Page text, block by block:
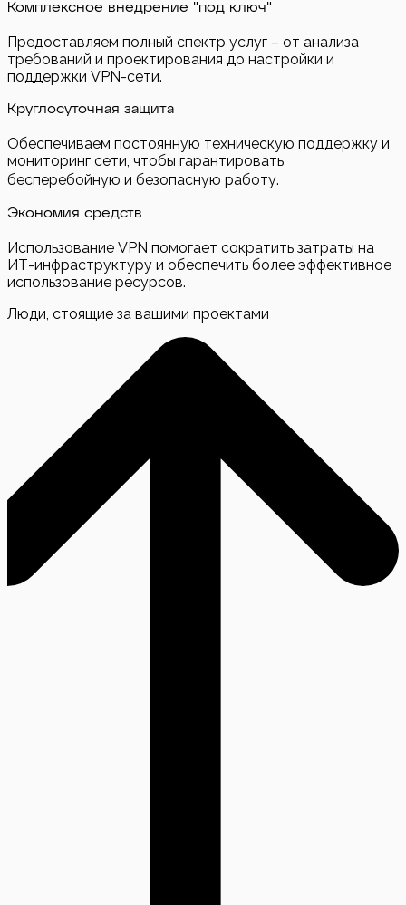
Комплексное внедрение "под ключ"
Предоставляем полный спектр услуг – от анализа
требований и проектирования до настройки и
поддержки VPN-сети.
Круглосуточная защита
Обеспечиваем постоянную техническую поддержку и
мониторинг сети, чтобы гарантировать
бесперебойную и безопасную работу.
Экономия средств
Использование VPN помогает сократить затраты на
ИТ-инфраструктуру и обеспечить более эффективное
использование ресурсов.
Люди, стоящие за вашими проектами